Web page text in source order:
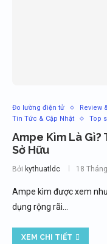
Đo lường điện tử
Review
Tin Tức & Cập Nhật
Top
Ampe Kìm Là Gì?
Sở Hữu
Bởi kythuatldc 18
Ampe kìm được xem
dụng rộng rãi…
XEM CHI TIẾT